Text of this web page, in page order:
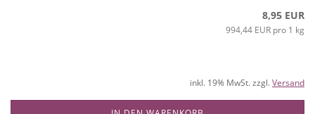
8,95 EUR
994,44 EUR pro 1 kg
inkl. 19% MwSt. zzgl.Versand